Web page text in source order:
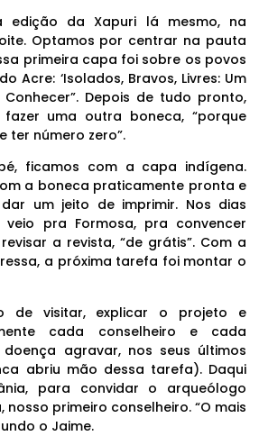
edição da Xapuri lá mesmo, na
Optamos por centrar na pauta
primeira capa foi sobre os povos
Acre: ‘Isolados, Bravos, Livres: Um
Depois de tudo pronto,
uma outra boneca, “porque
ter número zero”.
ficamos com a capa indígena.
a boneca praticamente pronta e
um jeito de imprimir. Nos dias
veio pra Formosa, pra convencer
a revista, “de grátis”. Com a
a próxima tarefa foi montar o
de visitar, explicar o projeto e
cada conselheiro e cada
agravar, nos seus últimos
abriu mão dessa tarefa). Daqui
para convidar o arqueólogo
nosso primeiro conselheiro. “O mais
o Jaime.